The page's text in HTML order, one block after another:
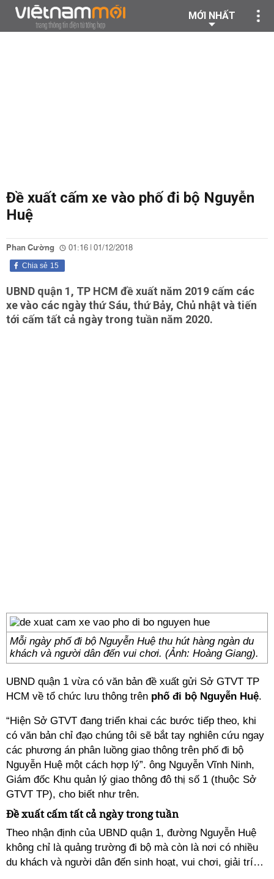
MỚI NHẤT
Đề xuất cấm xe vào phố đi bộ Nguyễn
Huệ
Phan Cường 01:16 | 01/12/2018
15
Chia sẻ
UBND quận 1, TP HCM đề xuất năm 2019 cấm các
xe vào các ngày thứ Sáu, thứ Bảy, Chủ nhật và tiến
tới cấm tất cả ngày trong tuần năm 2020.
Mỗi ngày phố đi bộ Nguyễn Huệ thu hút hàng ngàn du
khách và người dân đến vui chơi. (Ảnh: Hoàng Giang).
UBND quận 1 vừa có văn bản đề xuất gửi Sở GTVT TP
HCM về tổ chức lưu thông trên phố đi bộ Nguyễn Huệ.
“Hiện Sở GTVT đang triển khai các bước tiếp theo, khi
có văn bản chỉ đạo chúng tôi sẽ bắt tay nghiên cứu ngay
các phương án phân luồng giao thông trên phố đi bộ
Nguyễn Huệ một cách hợp lý”. ông Nguyễn Vĩnh Ninh,
Giám đốc Khu quản lý giao thông đô thị số 1 (thuộc Sở
GTVT TP), cho biết như trên.
Đề xuất cấm tất cả ngày trong tuần
Theo nhận định của UBND quận 1, đường Nguyễn Huệ
không chỉ là quảng trường đi bộ mà còn là nơi có nhiều
du khách và người dân đến sinh hoạt, vui chơi, giải trí…